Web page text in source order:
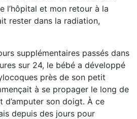
l’hôpital et mon retour à la
rester dans la radiation,
supplémentaires passés dans
sur 24, le bébé a développé
près de son petit
à se propager le long de
son doigt. À ce
depuis des jours pour